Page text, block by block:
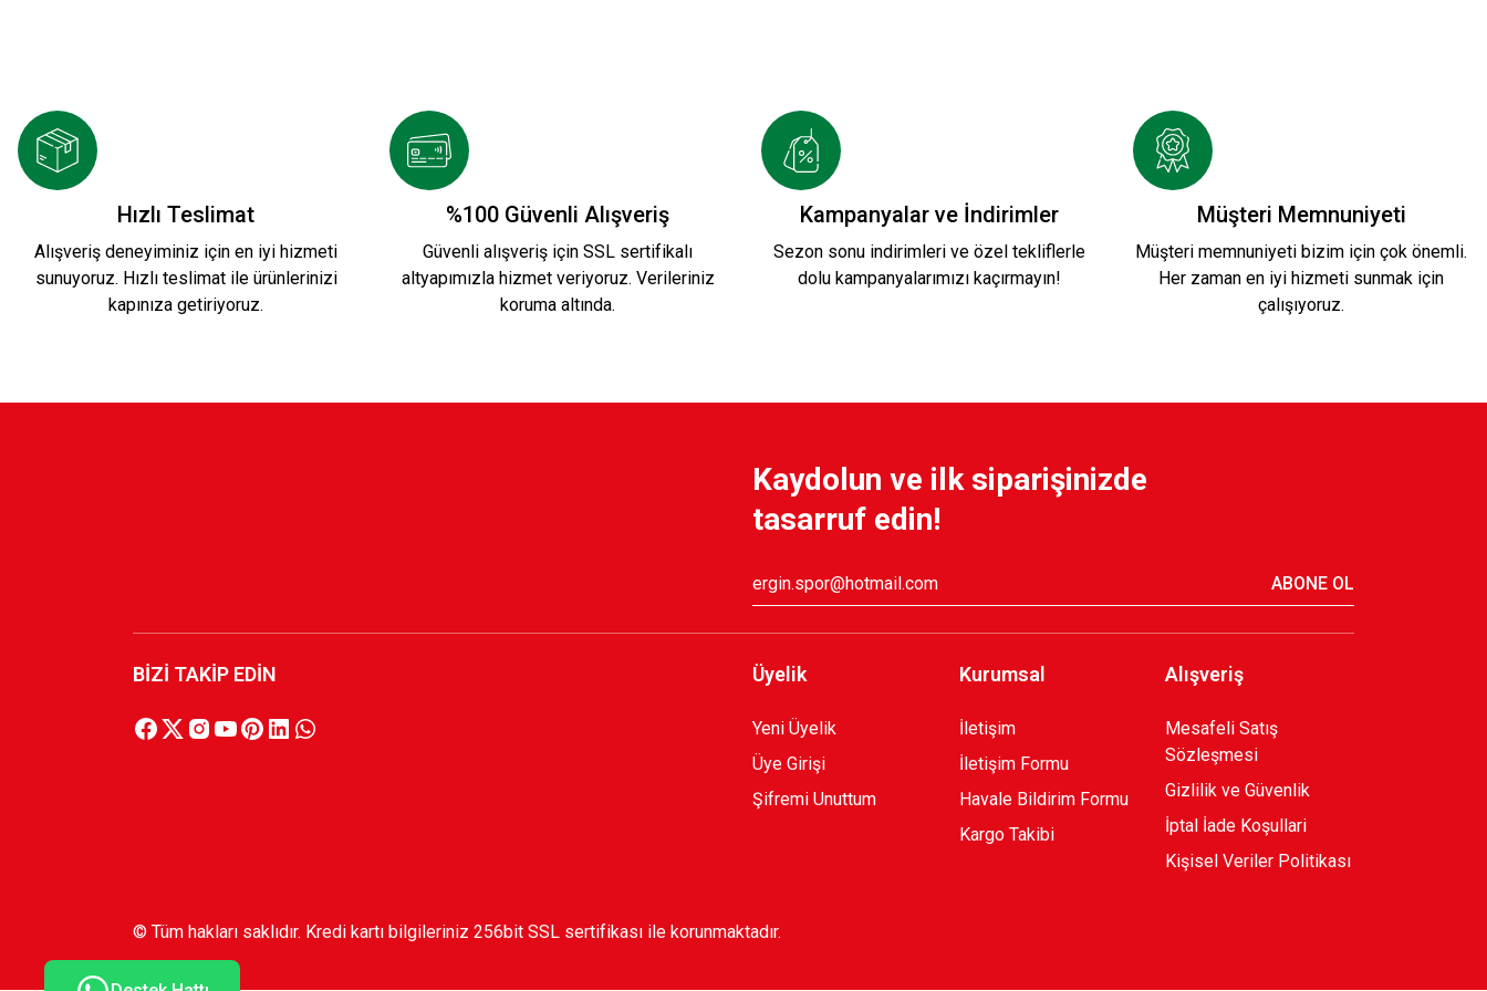
Hızlı Teslimat
Alışveriş deneyiminiz için en iyi hizmeti
sunuyoruz. Hızlı teslimat ile ürünlerinizi
kapınıza getiriyoruz.
%100 Güvenli Alışveriş
Güvenli alışveriş için SSL sertifikalı
altyapımızla hizmet veriyoruz. Verileriniz
koruma altında.
Kampanyalar ve İndirimler
Sezon sonu indirimleri ve özel tekliflerle
dolu kampanyalarımızı kaçırmayın!
Müşteri Memnuniyeti
Müşteri memnuniyeti bizim için çok önemli.
Her zaman en iyi hizmeti sunmak için
çalışıyoruz.
Kaydolun ve ilk siparişinizde
tasarruf edin!
ABONE OL
BİZİ TAKİP EDİN Üyelik
Yeni Üyelik
Üye Girişi
Şifremi Unuttum
Kurumsal
İletişim
İletişim Formu
Havale Bildirim Formu
Kargo Takibi
Alışveriş
Mesafeli Satış
Sözleşmesi
Gizlilik ve Güvenlik
İptal İade Koşullari
Kişisel Veriler Politikası
© Tüm hakları saklıdır. Kredi kartı bilgileriniz 256bit SSL sertifikası ile korunmaktadır.